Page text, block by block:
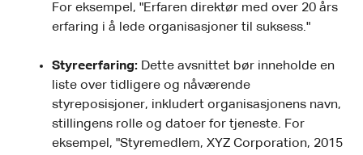
For eksempel, "Erfaren direktør med over 20 års
erfaring i å lede organisasjoner til suksess."
Styreerfaring: Dette avsnittet bør inneholde en
liste over tidligere og nåværende
styreposisjoner, inkludert organisasjonens navn,
stillingens rolle og datoer for tjeneste. For
eksempel, "Styremedlem, XYZ Corporation, 2015